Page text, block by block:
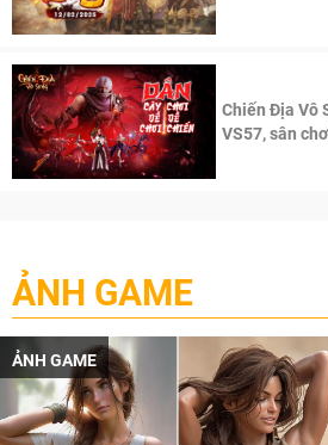
Chiến Địa Vô
VS57, sân
ẢNH GAME
ẢNH GAME